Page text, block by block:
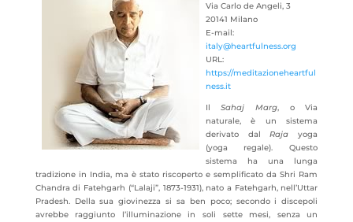
Via Carlo de Angeli, 3
20141 Milano
E-mail:
italy@heartfulness.org
URL:
https://meditazioneheartful
ness.it
IlSahaj Marg, o Via
naturale, è un sistema
derivato dalRajayoga
(yoga regale). Questo
sistema ha una lunga
tradizione in India, ma è stato riscoperto e semplificato da Shri Ram
Chandra di Fatehgarh (“Lalaji”, 1873-1931), nato a Fatehgarh, nell’Uttar
Pradesh. Della sua giovinezza si sa ben poco; secondo i discepoli
avrebbe raggiunto l’illuminazione in soli sette mesi, senza un